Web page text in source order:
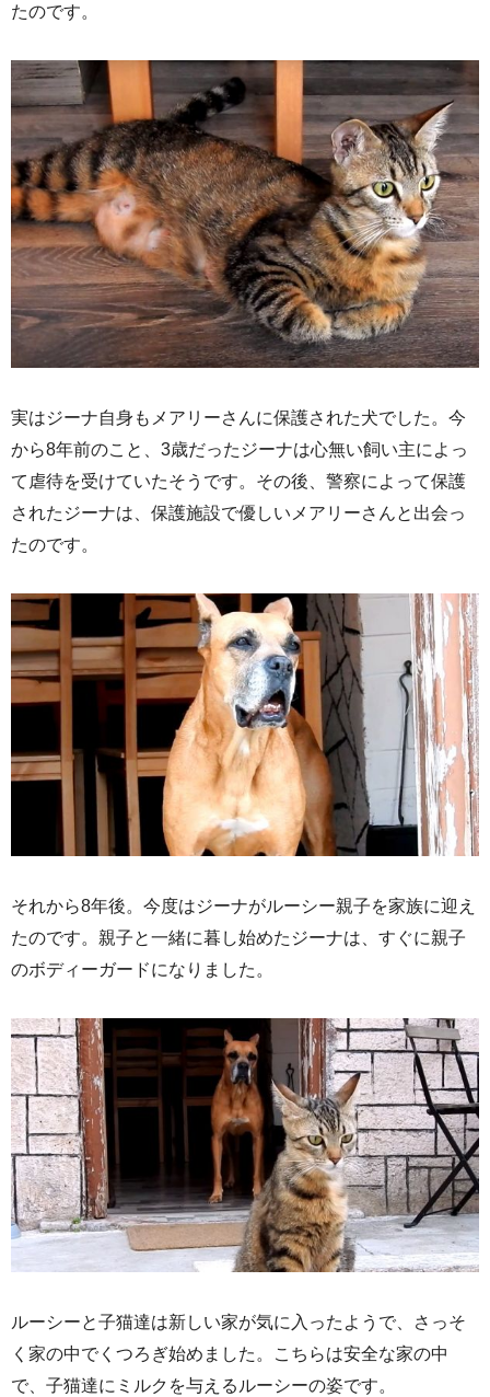
たのです。
実はジーナ自身もメアリーさんに保護された犬でした。今
から8年前のこと、3歳だったジーナは心無い飼い主によっ
て虐待を受けていたそうです。その後、警察によって保護
されたジーナは、保護施設で優しいメアリーさんと出会っ
たのです。
それから8年後。今度はジーナがルーシー親子を家族に迎え
たのです。親子と一緒に暮し始めたジーナは、すぐに親子
のボディーガードになりました。
ルーシーと子猫達は新しい家が気に入ったようで、さっそ
く家の中でくつろぎ始めました。こちらは安全な家の中
で、子猫達にミルクを与えるルーシーの姿です。